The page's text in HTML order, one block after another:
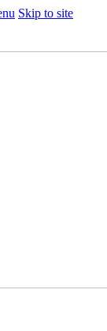
Skip to site